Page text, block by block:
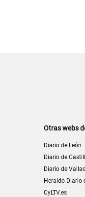
Otras webs
Diario de León
Diario de
Diario de
Heraldo-Diario
CyLTV.es